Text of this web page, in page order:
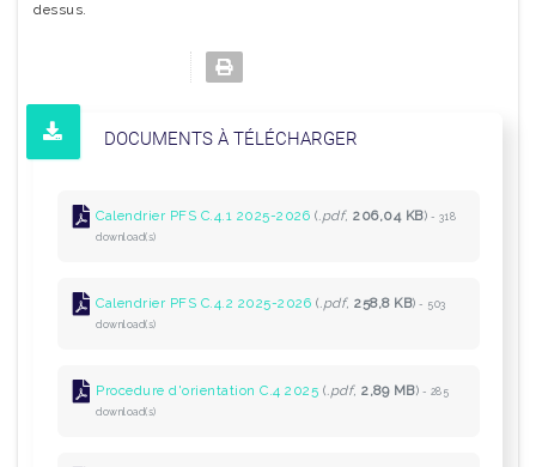
dessus.
DOCUMENTS À TÉLÉCHARGER
Calendrier PFS C.4.1 2025-2026 ( .pdf, 206,04 KB) - 318
download(s)
Calendrier PFS C.4.2 2025-2026 ( .pdf, 258,8 KB) - 503
download(s)
Procedure d'orientation C.4 2025 ( .pdf, 2,89 MB) - 285
download(s)